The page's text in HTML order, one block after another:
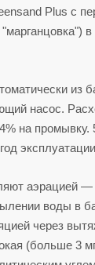
Plus с
в
из
насос.
на промывку.
аэрацией —
воды в
через
(больше 3